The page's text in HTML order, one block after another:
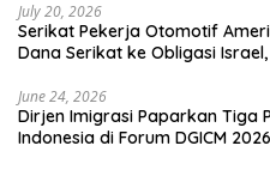
July 20, 2026
Serikat Pekerja Otomotif
Dana Serikat ke Obligasi
June 24, 2026
Dirjen Imigrasi Paparkan Tiga
Indonesia di Forum DGICM 2026